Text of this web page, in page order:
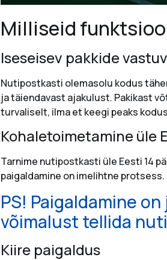
Milliseid
Iseseisev pakkide
Nutipostkasti olemasolu kodus
ja täiendavast ajakulust. Pakikast
turvaliselt, ilma et keegi peaks
Kohaletoimetamine üle
Tarnime nutipostkasti üle Eesti 14
paigaldamine on imelihtne protsess.
PS! Paigaldamine
võimalust tellida
Kiire paigaldus